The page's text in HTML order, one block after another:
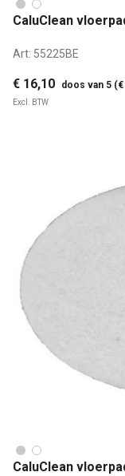
CaluClean
Art: 55225BE
€ 16,10 doos van 5
Excl. BTW
CaluClean